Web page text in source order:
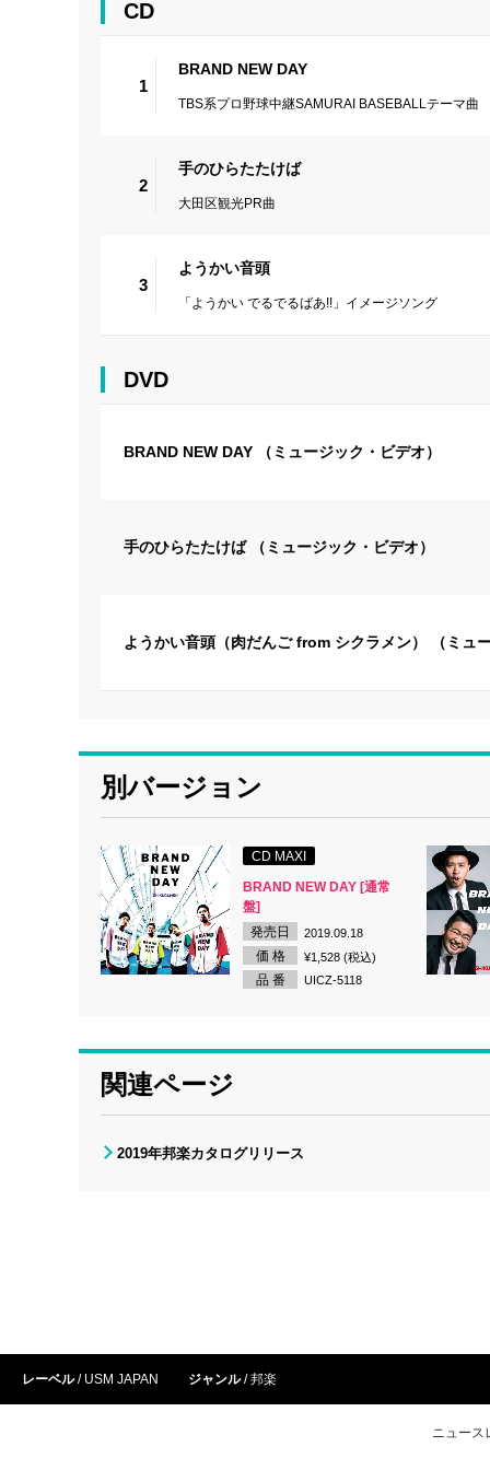
CD
1
BRAND NEW DAY
TBS系プロ野球中継SAMURAI BASEBALLテーマ曲
2
手のひらたたけば
大田区観光PR曲
3
ようかい音頭
「ようかい でるでるばあ!!」イメージソング
DVD
BRAND NEW DAY （ミュージック・ビデオ）
手のひらたたけば （ミュージック・ビデオ）
ようかい音頭（肉だんご from シクラメン） （ミュ
別バージョン
CD MAXI
BRAND NEW DAY [通常
盤]
発売日
2019.09.18
価 格 ¥1,528 (税込)
品 番 UICZ-5118
関連ページ
2019年邦楽カタログリリース
レーベル USM JAPAN ジャンル 邦楽
ニュース